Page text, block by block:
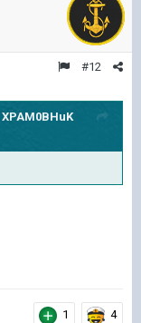
#12
XPAM0BHuK
1 4